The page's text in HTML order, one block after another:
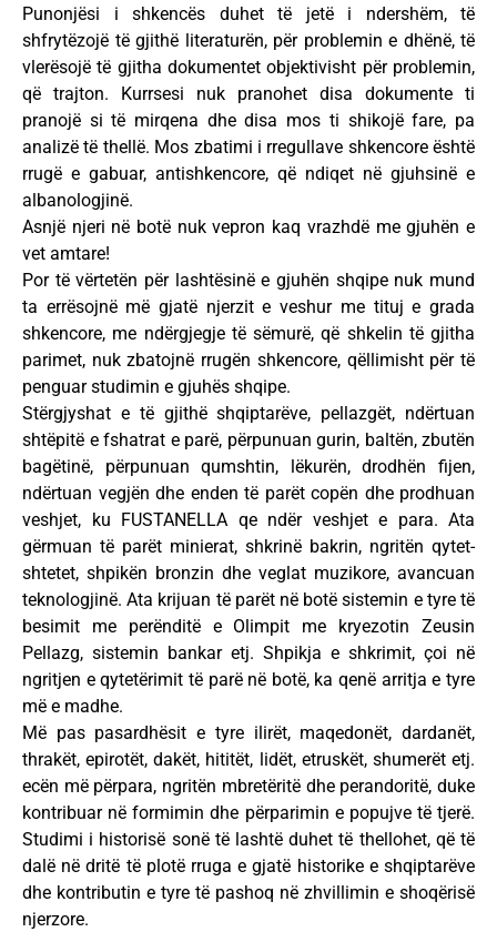
Punonjësi i shkencës duhet të jetë i ndershëm, të
shfrytëzojë të gjithë literaturën, për problemin e dhënë, të
vlerësojë të gjitha dokumentet objektivisht për problemin,
që trajton. Kurrsesi nuk pranohet disa dokumente ti
pranojë si të mirqena dhe disa mos ti shikojë fare, pa
analizë të thellë. Mos zbatimi i rregullave shkencore është
rrugë e gabuar, antishkencore, që ndiqet në gjuhsinë e
albanologjinë.
Asnjë njeri në botë nuk vepron kaq vrazhdë me gjuhën e
vet amtare!
Por të vërtetën për lashtësinë e gjuhën shqipe nuk mund
ta errësojnë më gjatë njerzit e veshur me tituj e grada
shkencore, me ndërgjegje të sëmurë, që shkelin të gjitha
parimet, nuk zbatojnë rrugën shkencore, qëllimisht për të
penguar studimin e gjuhës shqipe.
Stërgjyshat e të gjithë shqiptarëve, pellazgët, ndërtuan
shtëpitë e fshatrat e parë, përpunuan gurin, baltën, zbutën
bagëtinë, përpunuan qumshtin, lëkurën, drodhën fijen,
ndërtuan vegjën dhe enden të parët copën dhe prodhuan
veshjet, ku FUSTANELLA qe ndër veshjet e para. Ata
gërmuan të parët minierat, shkrinë bakrin, ngritën qytet-
shtetet, shpikën bronzin dhe veglat muzikore, avancuan
teknologjinë. Ata krijuan të parët në botë sistemin e tyre të
besimit me perënditë e Olimpit me kryezotin Zeusin
Pellazg, sistemin bankar etj. Shpikja e shkrimit, çoi në
ngritjen e qytetërimit të parë në botë, ka qenë arritja e tyre
më e madhe.
Më pas pasardhësit e tyre ilirët, maqedonët, dardanët,
thrakët, epirotët, dakët, hititët, lidët, etruskët, shumerët etj.
ecën më përpara, ngritën mbretëritë dhe perandoritë, duke
kontribuar në formimin dhe përparimin e popujve të tjerë.
Studimi i historisë sonë të lashtë duhet të thellohet, që të
dalë në dritë të plotë rruga e gjatë historike e shqiptarëve
dhe kontributin e tyre të pashoq në zhvillimin e shoqërisë
njerzore.